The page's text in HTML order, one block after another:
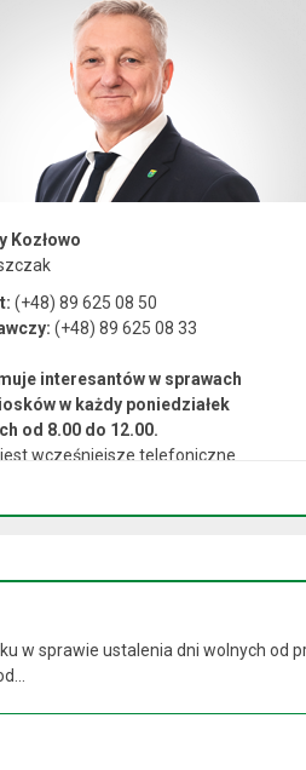
Kozłowo
(+48) 89 625 08 50
(+48) 89 625 08 33
interesantów w sprawach
w każdy poniedziałek
od 8.00 do 12.00.
wcześniejsze telefoniczne
w sprawie ustalenia dni wolnych od